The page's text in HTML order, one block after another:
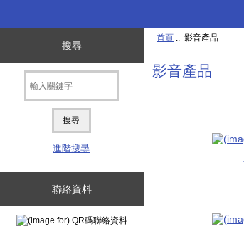
搜尋
進階搜尋
聯絡資料
首頁 :: 影音產品
影音產品